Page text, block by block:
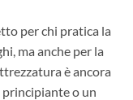
per chi pratica la
ma anche per la
è ancora
o un